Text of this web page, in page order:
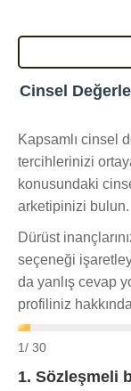
Cinsel
Kapsamlı cinsel
tercihlerinizi
konusundaki
arketipinizi bulun.
Dürüst
seçeneği
da yanlış cevap
profiliniz
1/ 30
1. Sözleşmeli